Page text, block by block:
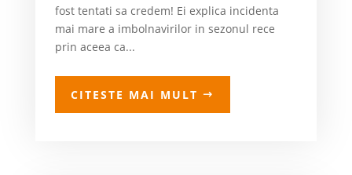
fost tentati sa credem! Ei explica incidenta
mai mare a imbolnavirilor in sezonul rece
prin aceea ca...
CITESTE MAI MULT